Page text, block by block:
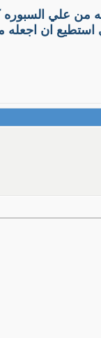
من علي
ان اجعله